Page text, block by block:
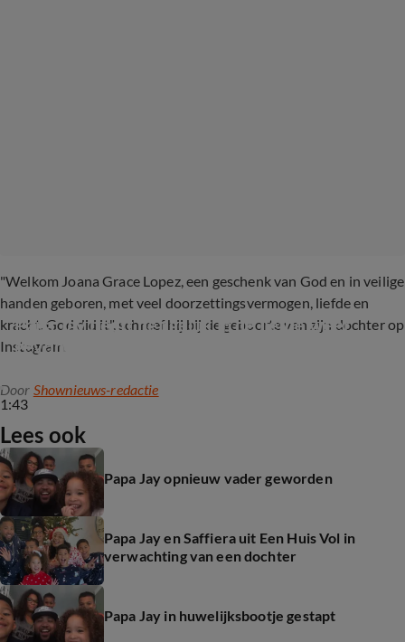
"Welkom Joana Grace Lopez, een geschenk van God en in veilige
handen geboren, met veel doorzettingsvermogen, liefde en
kracht. God did it", schreef hij bij de geboorte van zijn dochter op
Instagram.
1:43
Papa Jay heeft het geluk in de liefde weer
gevonden
Door Shownieuws-redactie
Lees ook
Papa Jay opnieuw vader geworden
Papa Jay en Saffiera uit Een Huis Vol in
verwachting van een dochter
Papa Jay in huwelijksbootje gestapt